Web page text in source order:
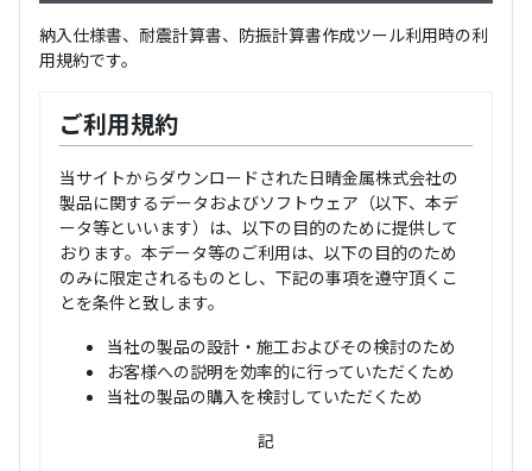
納入仕様書、耐震計算書、防振計算書作成ツール利用時の利
用規約です。
ご利用規約
当サイトからダウンロードされた日晴金属株式会社の
製品に関するデータおよびソフトウェア（以下、本デ
ータ等といいます）は、以下の目的のために提供して
おります。本データ等のご利用は、以下の目的のため
のみに限定されるものとし、下記の事項を遵守頂くこ
とを条件と致します。
当社の製品の設計・施工およびその検討のため
お客様への説明を効率的に行っていただくため
当社の製品の購入を検討していただくため
記